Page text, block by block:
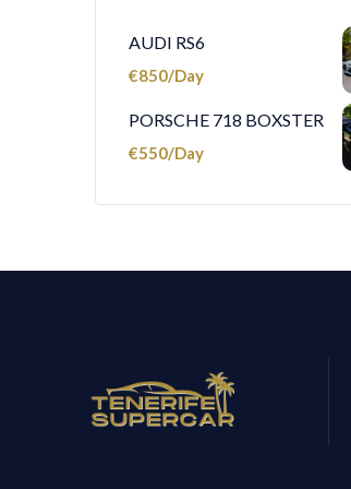
AUDI RS6
€850
PORSCHE 718 BOXSTER
€550